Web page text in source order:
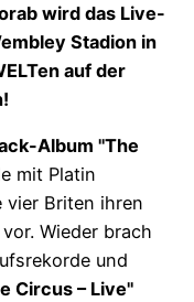
wird das Live-
Stadion in
auf der
Album "The
mit Platin
vier Briten ihren
vor. Wieder brach
und
Circus – Live"